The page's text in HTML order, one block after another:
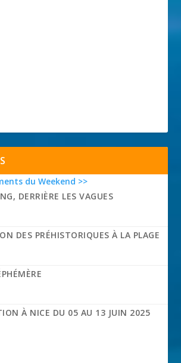
du Weekend >>
DERRIÈRE LES VAGUES
DES PRÉHISTORIQUES À LA PLAGE
À NICE DU 05 AU 13 JUIN 2025